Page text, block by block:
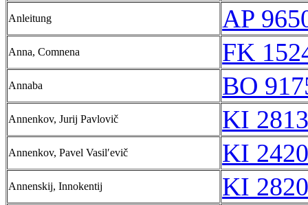
Anleitung AP
Anna, Comnena FK
Annaba BO
Annenkov, Jurij Pavlovič KI
Annenkov, Pavel Vasilʹevič KI
Annenskij, Innokentij KI